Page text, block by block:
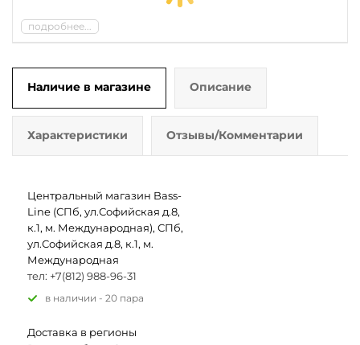
подробнее...
Наличие в магазине Описание
Характеристики Отзывы/Комментарии
Центральный магазин Bass-
Line (СПб, ул.Софийская д.8,
к.1, м. Международная), СПб,
ул.Софийская д.8, к.1, м.
Международная
тел: +7(812) 988-96-31
В наличии - 20 пара
Доставка в регионы